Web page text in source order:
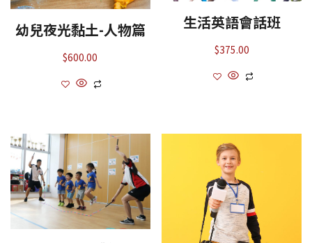
幼兒夜光黏土-人物篇
$600.00
生活英語會話班
$375.00